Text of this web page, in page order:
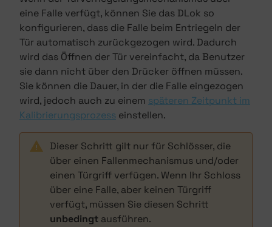
eine Falle verfügt, können Sie das DLok so
konfigurieren, dass die Falle beim Entriegeln der
Tür automatisch zurückgezogen wird. Dadurch
wird das Öffnen der Tür vereinfacht, da Benutzer
sie dann nicht über den Drücker öffnen müssen.
Sie können die Dauer, in der die Falle eingezogen
wird, jedoch auch zu einem späteren Zeitpunkt im
Kalibrierungsprozess einstellen.
Dieser Schritt gilt nur für Schlösser, die
über einen Fallenmechanismus und/oder
einen Türgriff verfügen. Wenn Ihr Schloss
über eine Falle, aber keinen Türgriff
verfügt, müssen Sie diesen Schritt
unbedingt ausführen.